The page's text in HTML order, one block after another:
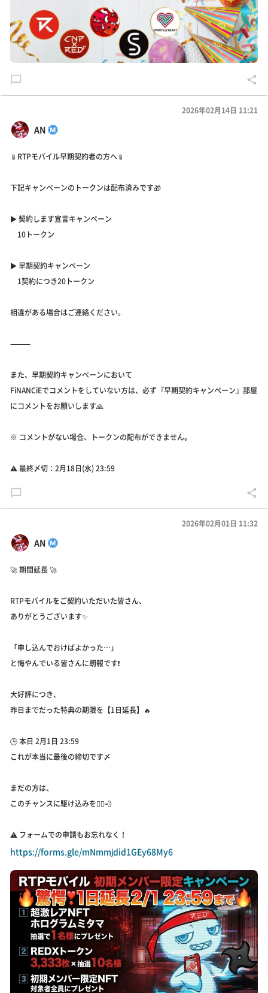
AN
2026年02月14日 11:21
📱RTPモバイル早期契約者の方へ📱
下記キャンペーンのトークンは配布済みです🎁
▶︎ 契約します宣言キャンペーン
10トークン
▶︎ 早期契約キャンペーン
1契約につき20トークン
相違がある場合はご連絡ください。
⸻
また、早期契約キャンペーンにおいて
FiNANCiEでコメントをしていない方は、必ず『早期契約キャンペーン』部屋
にコメントをお願いします🙏
※ コメントがない場合、トークンの配布ができません。
⚠️ 最終〆切：2月18日(水) 23:59
AN
2026年02月01日 11:32
🚀 期間延長 🚀
RTPモバイルをご契約いただいた皆さん、
ありがとうございます✨
「申し込んでおけばよかった…」
と悔やんでいる皆さんに朗報です❗️
大好評につき、
昨日までだった特典の期限を【1日延長】🔥
🕒 本日 2月1日 23:59
これが本当に最後の締切です〆
まだの方は、
このチャンスに駆け込みを🏃‍♂️💨
⚠️ フォームでの申請もお忘れなく！
https://forms.gle/mNmmjdid1GEy68My6